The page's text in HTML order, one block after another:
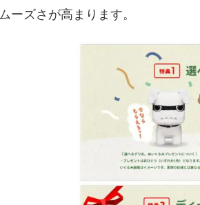
ムーズさが高まります。